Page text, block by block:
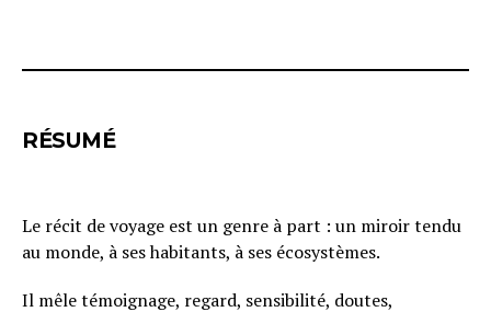
RÉSUMÉ
Le récit de voyage est un genre à part : un miroir tendu
au monde, à ses habitants, à ses écosystèmes.
Il mêle témoignage, regard, sensibilité, doutes,